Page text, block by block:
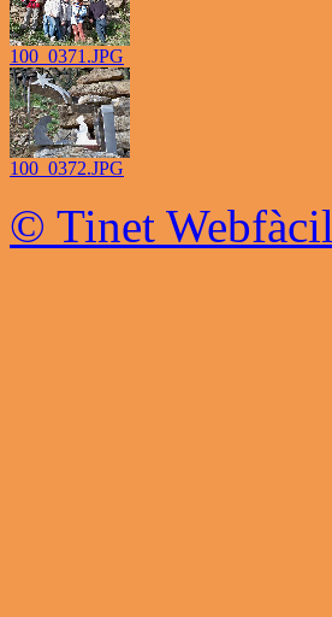
100_0371.JPG
100_0372.JPG
© Tinet Webfàcil